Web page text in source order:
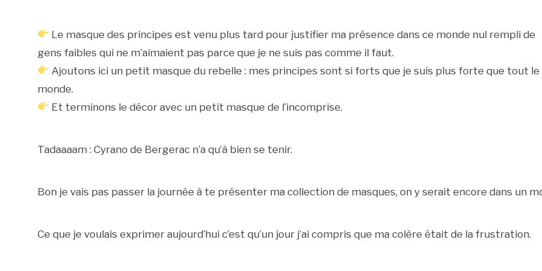
Le masque des principes est venu plus tard pour justifier ma présence dans ce monde nul rempli de
gens faibles qui ne m’aimaient pas parce que je ne suis pas comme il faut.
Ajoutons ici un petit masque du rebelle : mes principes sont si forts que je suis plus forte que tout le
monde.
Et terminons le décor avec un petit masque de l’incomprise.
Tadaaaam : Cyrano de Bergerac n’a qu’à bien se tenir.
Bon je vais pas passer la journée à te présenter ma collection de masques, on y serait encore dans un
Ce que je voulais exprimer aujourd’hui c’est qu’un jour j’ai compris que ma colère était de la frustration.